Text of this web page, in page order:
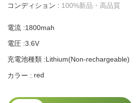
コンディション : 100%新品・高品質
電流 :1800mah
電圧 :3.6V
充電池種類 :Lithium(Non-rechargeable)
カラー : red